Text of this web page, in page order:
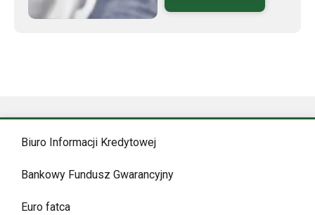
Biuro Informacji Kredytowej
Bankowy Fundusz Gwarancyjny
Euro fatca